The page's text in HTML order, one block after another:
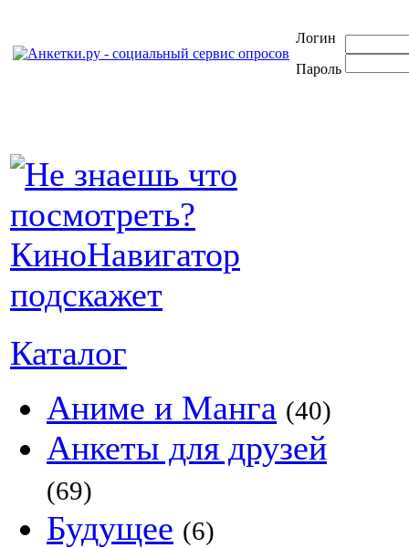
Логин
Пароль
Каталог
Аниме и Манга (40)
Анкеты для друзей
(69)
Будущее (6)